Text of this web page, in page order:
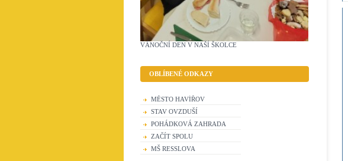
VÁNOČNÍ DEN V NAŠÍ ŠKOLCE
OBLÍBENÉ ODKAZY
MĚSTO HAVÍŘOV
STAV OVZDUŠÍ
POHÁDKOVÁ ZAHRADA
ZAČÍT SPOLU
MŠ RESSLOVA